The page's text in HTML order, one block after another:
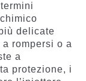
delicate
rompersi o a
a
protezione, i